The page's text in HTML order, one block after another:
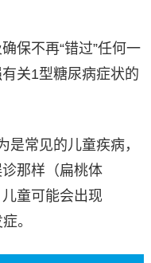
保不再“错过”任何一
关1型糖尿病症状的
是常见的儿童疾病，
那样（扁桃体
童可能会出现
。